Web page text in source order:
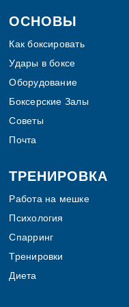
Footer
ОСНОВЫ
Как боксировать
Удары в боксе
Оборудование
Боксерские Залы
Советы
Почта
ТРЕНИРОВКА
Работа на мешке
Психология
Спарринг
Тренировки
Диета